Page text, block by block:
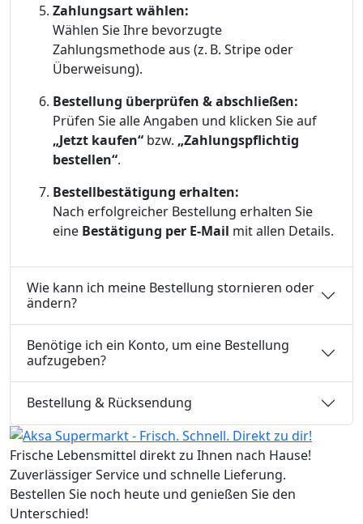
Zahlungsart wählen:
Wählen Sie Ihre bevorzugte
Zahlungsmethode aus (z. B. Stripe oder
Überweisung).
Bestellung überprüfen & abschließen:
Prüfen Sie alle Angaben und klicken Sie auf
„Jetzt kaufen“ bzw. „Zahlungspflichtig
bestellen“.
Bestellbestätigung erhalten:
Nach erfolgreicher Bestellung erhalten Sie
eine Bestätigung per E-Mail mit allen Details.
Wie kann ich meine Bestellung stornieren oder
ändern?
Benötige ich ein Konto, um eine Bestellung
aufzugeben?
Bestellung & Rücksendung
Frische Lebensmittel direkt zu Ihnen nach Hause!
Zuverlässiger Service und schnelle Lieferung.
Bestellen Sie noch heute und genießen Sie den
Unterschied!